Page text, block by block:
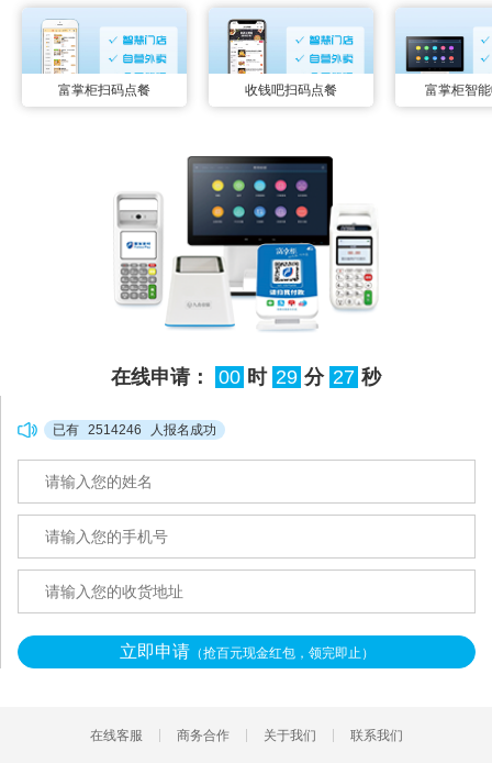
富掌柜扫码点餐 收钱吧扫码点餐 富掌柜智
在线申请： 00 时 29 分 25 秒
已有 2514246 人报名成功
立即申请（抢百元现金红包，领完即止）
在线客服 商务合作 关于我们 联系我们